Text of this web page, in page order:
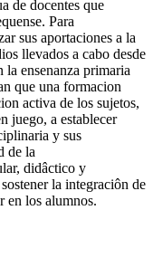
de docentes que
Para
sus aportaciones a la
llevados a cabo desde
ensenanza primaria
que una formacion
activa de los sujetos,
juego, a establecer
y sus
de la
didâctico y
la integraciôn de
en los alumnos.